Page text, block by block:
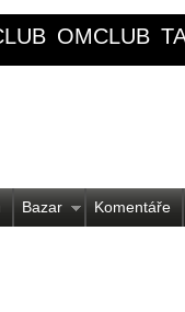
OMCLUB
Bazar Komentáře